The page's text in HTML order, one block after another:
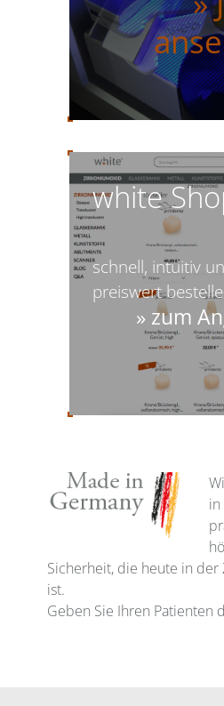
white
schnell, intuitiv
preiswert
» zum
in
Sicherheit, die heute in
ist.
Geben Sie Ihren Patienten